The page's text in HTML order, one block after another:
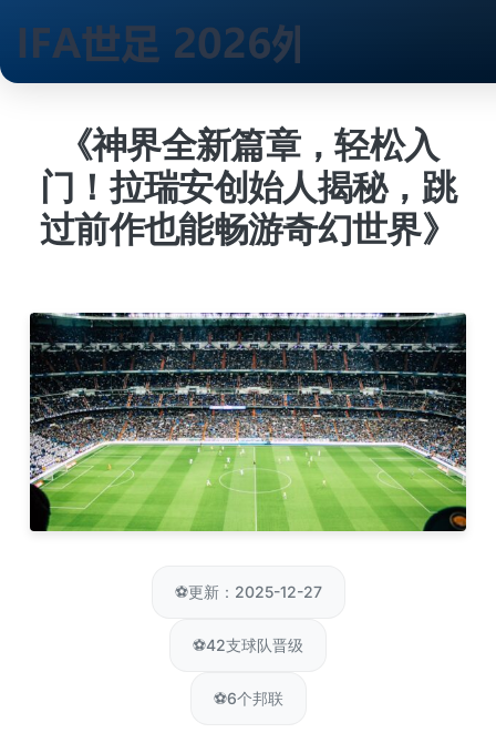
《神界全新篇章，轻松入
门！拉瑞安创始人揭秘，跳
过前作也能畅游奇幻世界》
⚽更新：2025-12-27
⚽42支球队晋级
⚽6个邦联